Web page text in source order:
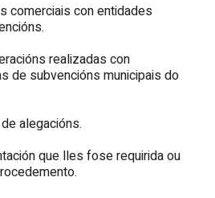
comerciais con entidades
realizadas con
de subvencións municipais do
alegacións.
que lles fose requirida ou